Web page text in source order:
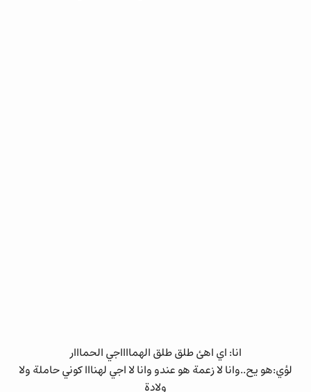
انا: اي اهئ طلق طلق الهمااااجي الحمااار
لؤي:هو يح..وانا لا زعمة هو عندو وانا لا اجي لهنااا كوني حاملة ولا
ولادة